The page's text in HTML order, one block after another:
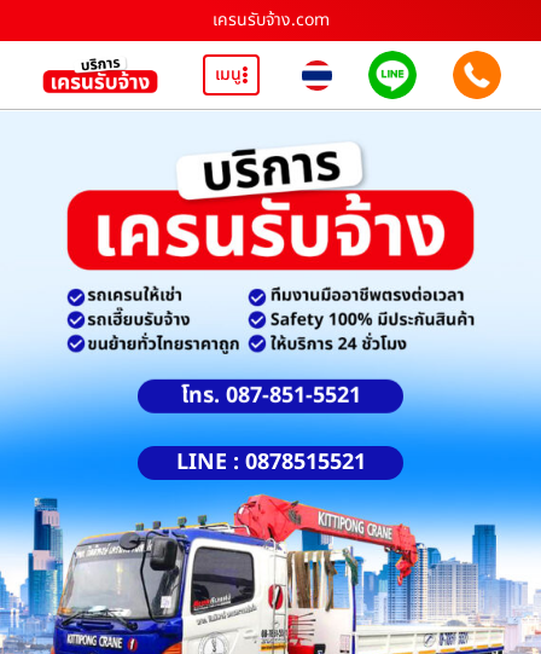
เครนรับจ้าง.com
เมนู
โทร. 087-851-5521
LINE : 0878515521